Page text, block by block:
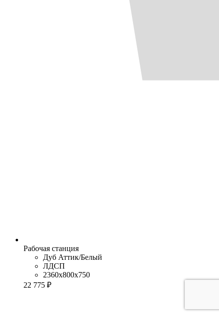
Рабочая станция
Дуб Аттик/Белый
ЛДСП
2360x800x750
22 775 ₽